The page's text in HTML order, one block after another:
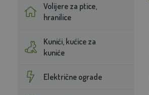
Volijere za ptice,
hranilice
Kunići, kućice za
kuniće
Električne ograde